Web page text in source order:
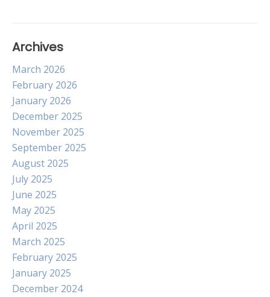
Archives
March 2026
February 2026
January 2026
December 2025
November 2025
September 2025
August 2025
July 2025
June 2025
May 2025
April 2025
March 2025
February 2025
January 2025
December 2024